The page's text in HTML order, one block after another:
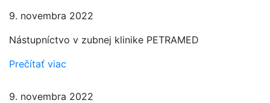
9. novembra 2022
Nástupníctvo v zubnej klinike PETRAMED
Prečítať viac
9. novembra 2022